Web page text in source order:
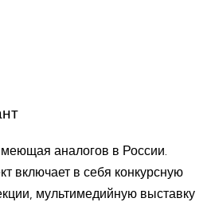
аналогов в России.
включает в себя конкурсную
мультимедийную выставку